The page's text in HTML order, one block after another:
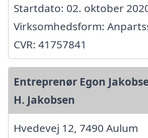
Startdato: 02. oktober
Virksomhedsform:
CVR: 41757841
Entreprenør Egon
H. Jakobsen
Hvedevej 12, 7490 Aulum